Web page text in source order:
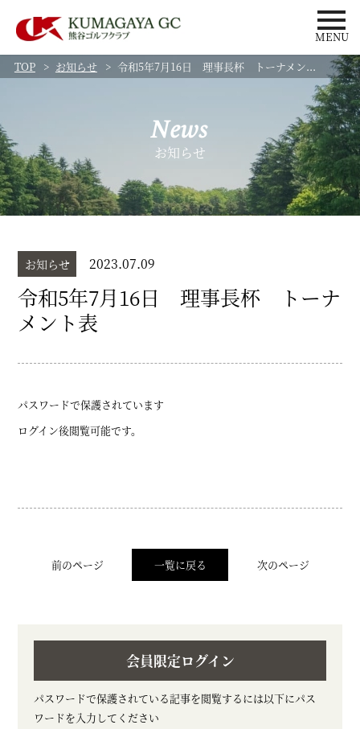
MENU
TOP
お知らせ 令和5年7月16日 理事長杯 トーナメン...
News
お知らせ
お知らせ 2023.07.09
令和5年7月16日 理事長杯 トーナ
メント表
パスワードで保護されています
ログイン後閲覧可能です。
前のページ 一覧に戻る 次のページ
会員限定ログイン
パスワードで保護されている記事を閲覧するには以下にパス
ワードを入力してください